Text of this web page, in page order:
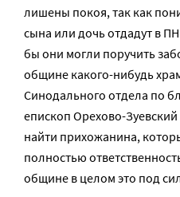
лишены покоя, так как
сына или дочь отдадут в
бы они могли поручить
общине какого-нибудь
Синодального отдела по
епископ Орехово-
найти прихожанина,
полностью
общине в целом это под